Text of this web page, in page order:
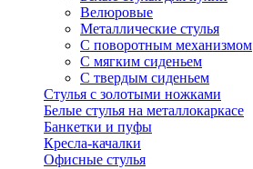
Велюровые
Металлические стулья
С поворотным механизмом
С мягким сиденьем
С твердым сиденьем
Стулья с золотыми ножками
Белые стулья на металлокаркасе
Банкетки и пуфы
Кресла-качалки
Офисные стулья